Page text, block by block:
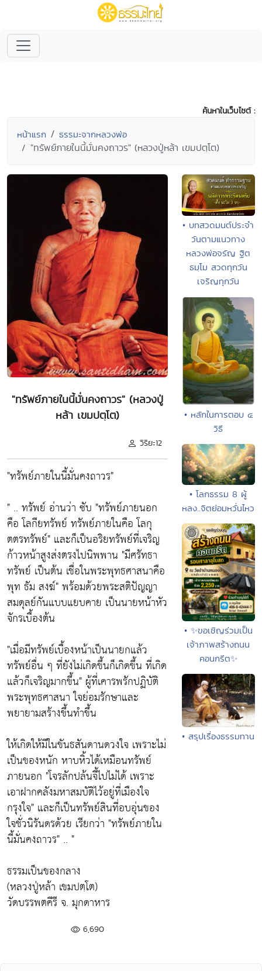
ค้นหาในเว็บไซต์ :
หน้าแรก ธรรมะจากหลวงพ่อ
"ทรัพย์ภายในนี้มั่นคงถาวร" (หลวงปู่หล้า เขมปตฺโต)
"ทรัพย์ภายในนี้มั่นคงถาวร" (หลวงปู่
หล้า เขมปตฺโต)
วิริยะ12
"ทรัพย์ภายในนี้มั่นคงถาวร"
" .. ทรัพย์ อ่านว่า ซับ "ทรัพย์ภายนอก
คือ โลกียทรัพย์ ทรัพย์ภายในคือ โลกุ
ตตรทรัพย์" และก็เป็นอริยทรัพย์ที่เจริญ
ก้าวหน้าสูงส่งตรงไปนิพพาน "มีศรัทธา
ทรัพย์ เป็นต้น เชื่อในพระพุทธศาสนาคือ
พุท ธัม สงฆ์" พร้อมด้วยพระสติปัญญา
สมดุลย์กันแบบแยบคาย เป็นนายหน้าหัว
จักรเบื้องต้น
"เมื่อมีทรัพย์เบื้องหน้าเป็นนายกแล้ว
ทรัพย์อื่น ๆ ที่ยังไม่เกิดขึ้นก็เกิดขึ้น ที่เกิด
แล้วก็เจริญมากขึ้น" ผู้ที่เคารพรักปฏิบัติ
พระพุทธศาสนา ใจย่อมรักษาและ
พยายามสร้างขึ้นทำขึ้น
ให้เกิดให้มีในขันธสันดานดวงใจ เพราะไม่
เป็นของหนัก หาบหิ้วได้เหมือนทรัพย์
ภายนอก "โจรลักปล้นจี้ไปไม่ได้ เพราะ
เอาฝากคลังมหาสมบัติไว้อยู่ที่เมืองใจ
กรุงใจ" และก็เป็นทรัพย์สินที่อบอุ่นของ
ใจชั่วนิรันดรด้วย เรียกว่า "ทรัพย์ภายใน
นี้มั่นคงถาวร" .. "
ธรรมเป็นของกลาง
(หลวงปู่หล้า เขมปตฺโต)
วัดบรรพตคีรี จ. มุกดาหาร
6,690
• บทสวดมนต์ประจำ
วันตามแนวทาง
หลวงพ่อจรัญ ฐิต
ธมฺโม สวดทุกวัน
เจริญทุกวัน
• หลักในการตอบ ๔
วิธี
• โลกธรรม 8 ผู้
หลง..จิตย่อมหวั่นไหว
• ✨ขอเชิญร่วมเป็น
เจ้าภาพสร้างถนน
คอนกรีต✨
• สรุปเรื่องธรรมทาน